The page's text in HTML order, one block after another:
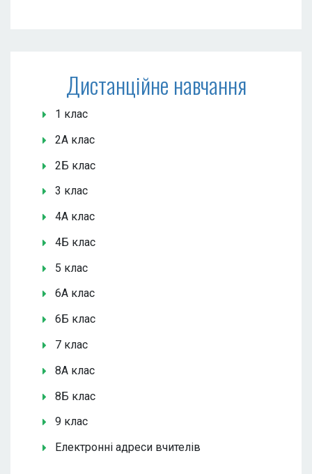
Дистанційне навчання
1 клас
2А клас
2Б клас
3 клас
4А клас
4Б клас
5 клас
6А клас
6Б клас
7 клас
8А клас
8Б клас
9 клас
Електронні адреси вчителів